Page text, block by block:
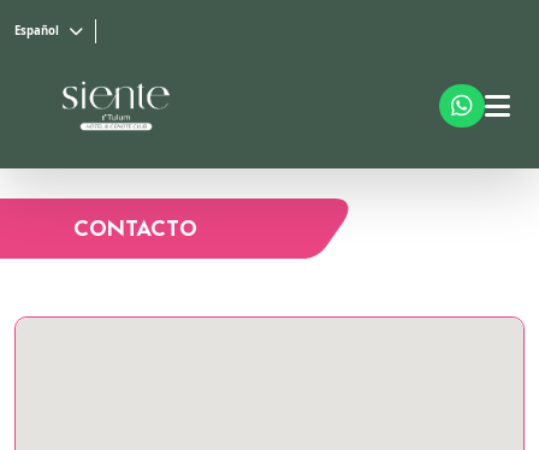
Español
CONTACTO